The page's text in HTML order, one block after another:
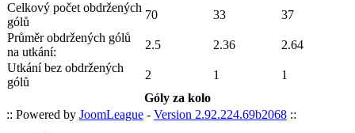
Celkový počet obdržených
gólů
70 33
37
Průměr obdržených gólů
na utkání:
2.5 2.36
2.64
Utkání bez obdržených
gólů
2 1
1
Góly za kolo
:: Powered by JoomLeague - Version 2.92.224.69b2068 ::